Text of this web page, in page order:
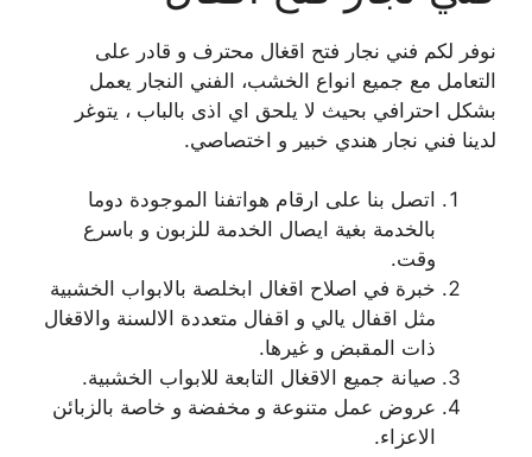
نوفر لكم فني نجار فتح اقغال محترف و قادر على
التعامل مع جميع انواع الخشب، الفني النجار يعمل
بشكل احترافي بحيث لا يلحق اي اذى بالباب ، يتوغر
لدينا فني نجار هندي خبير و اختصاصي.
اتصل بنا على ارقام هواتفنا الموجودة دوما
بالخدمة بغية ايصال الخدمة للزبون و باسرع
وقت.
خبرة في اصلاح اقغال ابخلصة بالابواب الخشبية
مثل اقفال يالي و اقفال متعددة الالسنة والاقغال
ذات المقبض و غيرها.
صيانة جميع الاقغال التابعة للابواب الخشبية.
عروض عمل متنوعة و مخفضة و خاصة بالزبائن
الاعزاء.